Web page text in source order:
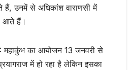
उनमें से अधिकांश वाराणसी में
आते हैं।
का आयोजन 13 जनवरी से
में हो रहा है लेकिन इसका